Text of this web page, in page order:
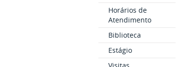
Horários de
Atendimento
Biblioteca
Estágio